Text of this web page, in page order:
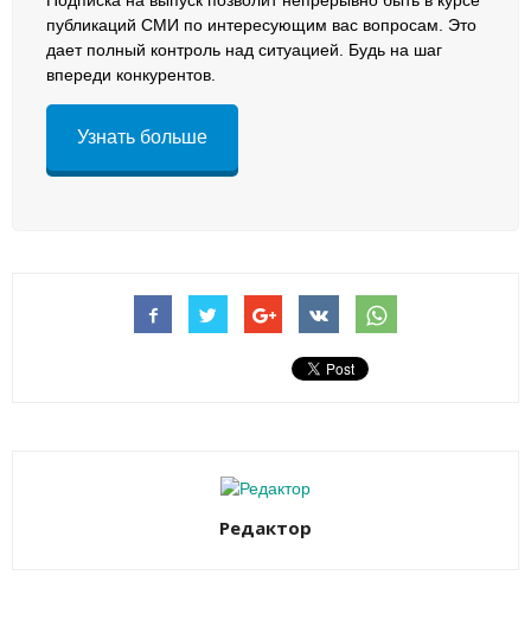
публикаций СМИ по интересующим вас вопросам. Это
дает полный контроль над ситуацией. Будь на шаг
впереди конкурентов.
Узнать больше
Редактор